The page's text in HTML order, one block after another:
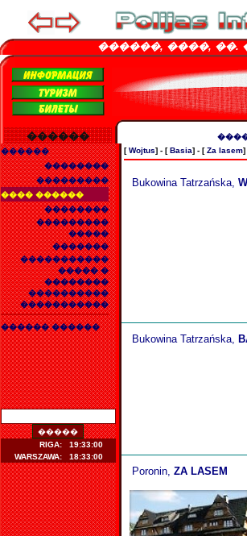
������, ����, ��.
������
������
��������
���������
���� ������
��������
���������
�����
�������
�����������
����� �
��������
����������
�����������
������ ������
RIGA:
19:33:01
WARSZAWA:
18:33:01
[Wojtus] - [Basia] - [Za lasem]
Bukowina Tatrzańska,
Bukowina Tatrzańska,
Poronin, ZA LASEM